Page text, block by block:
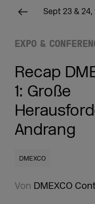
Sept 23 & 24,
EXPO &
Recap
1: Große
Andrang
DMEXCO
Von DMEXCO